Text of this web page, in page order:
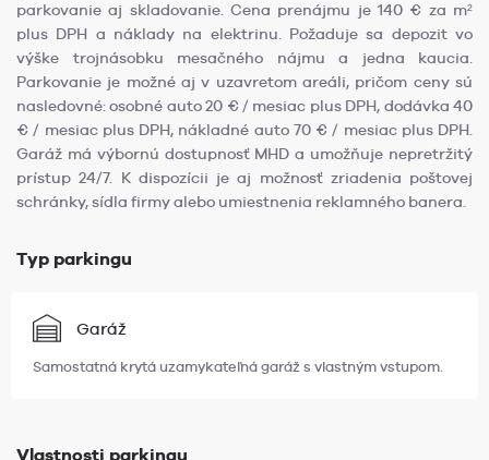
parkovanie aj skladovanie. Cena prenájmu je 140 € za m²
plus DPH a náklady na elektrinu. Požaduje sa depozit vo
výške trojnásobku mesačného nájmu a jedna kaucia.
Parkovanie je možné aj v uzavretom areáli, pričom ceny sú
nasledovné: osobné auto 20 € / mesiac plus DPH, dodávka 40
€ / mesiac plus DPH, nákladné auto 70 € / mesiac plus DPH.
Garáž má výbornú dostupnosť MHD a umožňuje nepretržitý
prístup 24/7. K dispozícii je aj možnosť zriadenia poštovej
schránky, sídla firmy alebo umiestnenia reklamného banera.
Typ parkingu
Garáž
Samostatná krytá uzamykateľná garáž s vlastným vstupom.
Vlastnosti parkingu